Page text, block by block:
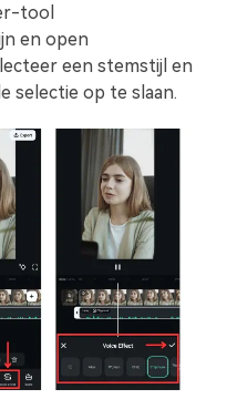
tool
en open
een stemstijl en
selectie op te slaan.